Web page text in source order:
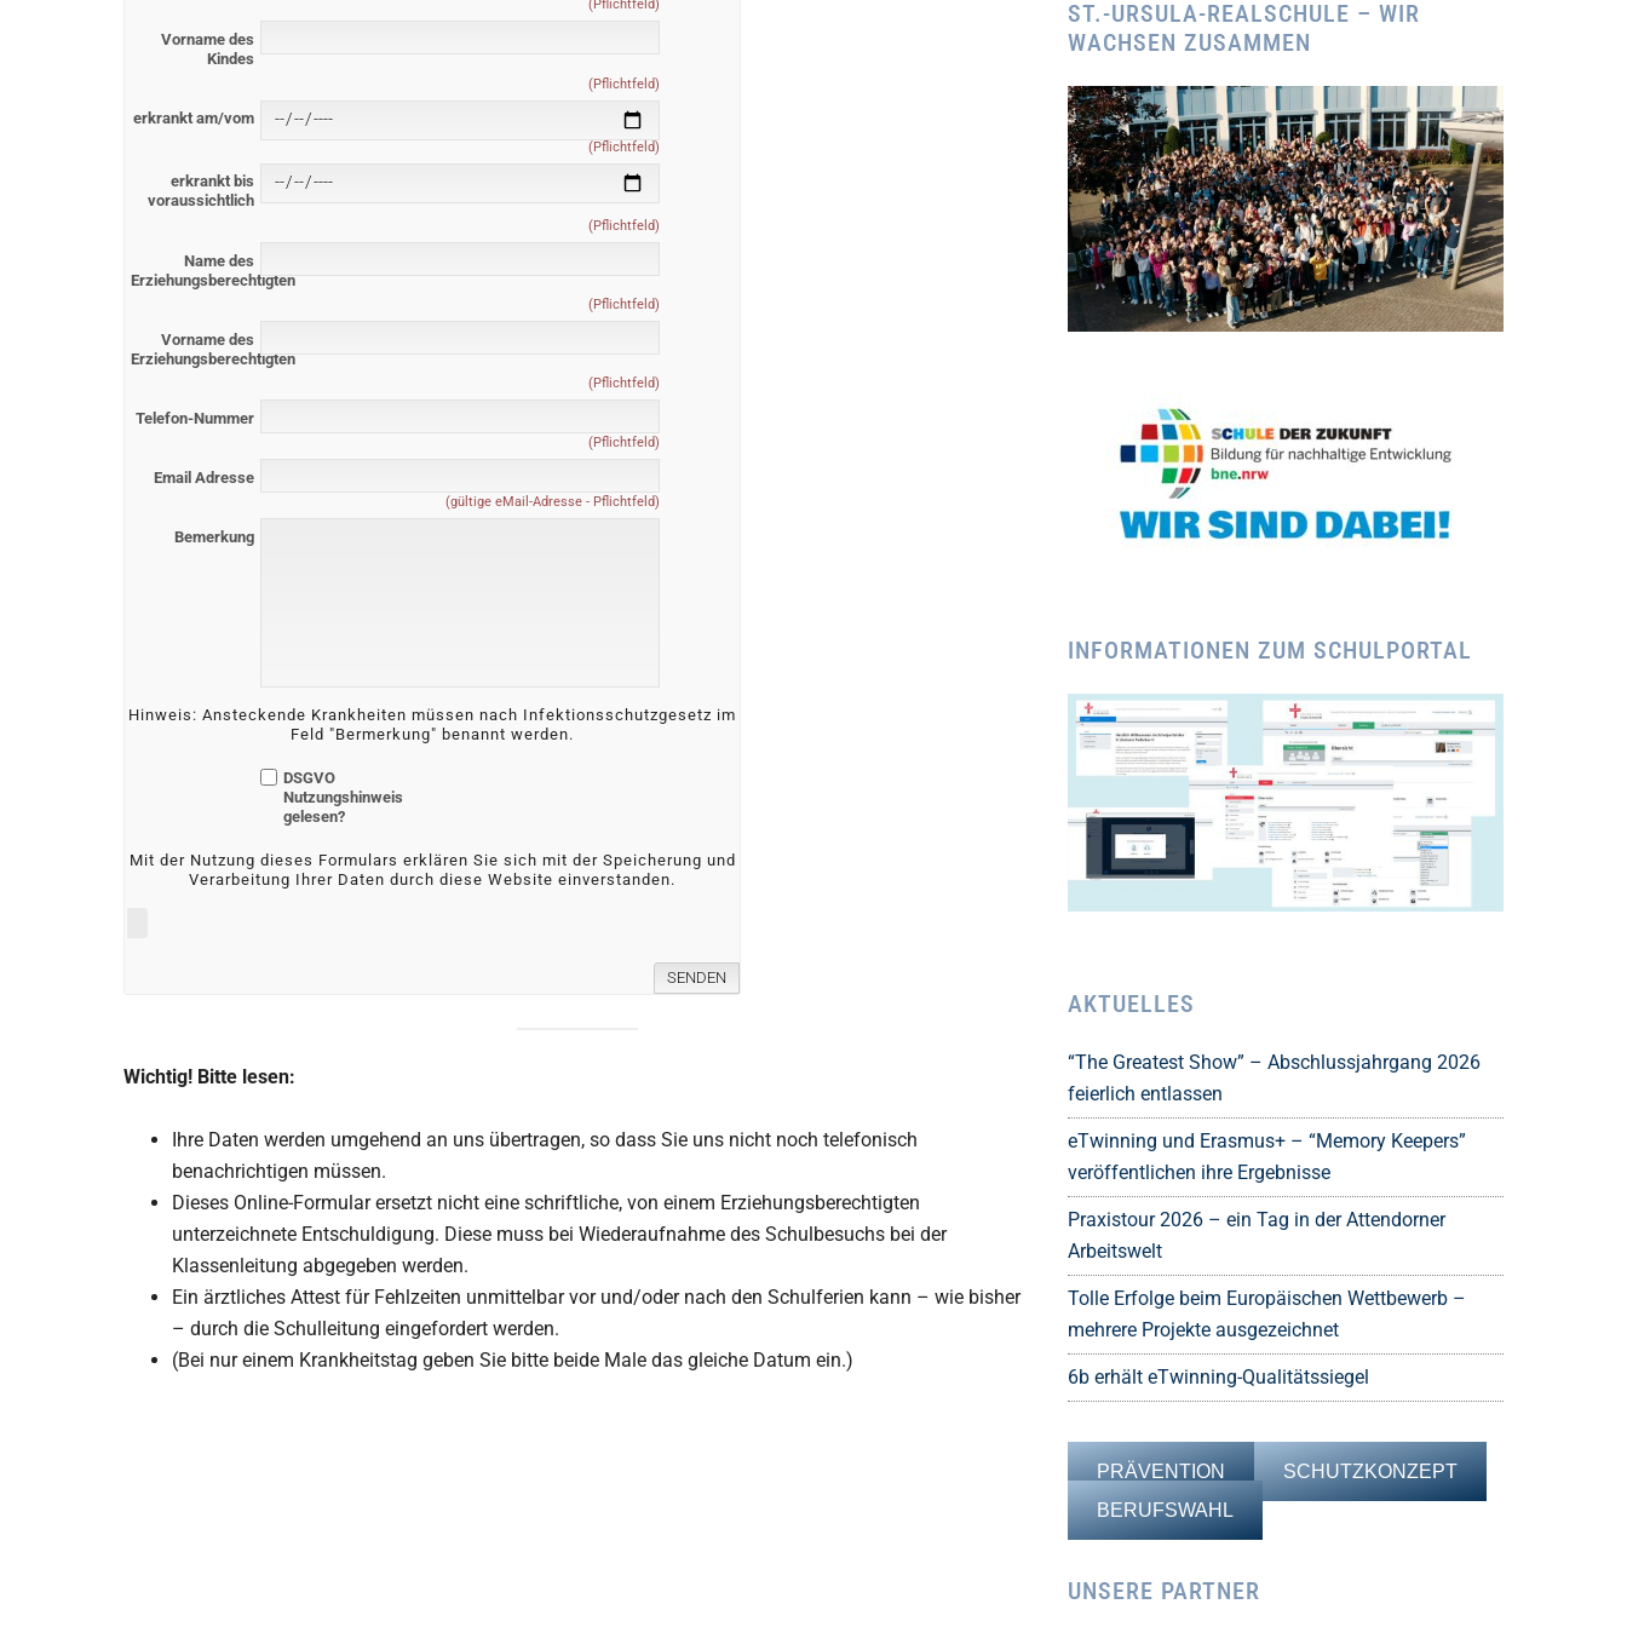
(Pflichtfeld)
Vorname des
Kindes
(Pflichtfeld)
erkrankt am/vom
(Pflichtfeld)
erkrankt bis
voraussichtlich
(Pflichtfeld)
Name des
Erziehungsberechtigten
(Pflichtfeld)
Vorname des
Erziehungsberechtigten
(Pflichtfeld)
Telefon-Nummer
(Pflichtfeld)
Email Adresse
(gültige eMail-Adresse - Pflichtfeld)
Bemerkung
Hinweis: Ansteckende Krankheiten müssen nach Infektionsschutzgesetz im
Feld "Bermerkung" benannt werden.
DSGVO
Nutzungshinweis
gelesen?
Mit der Nutzung dieses Formulars erklären Sie sich mit der Speicherung und
Verarbeitung Ihrer Daten durch diese Website einverstanden.
Wichtig! Bitte lesen:
Ihre Daten werden umgehend an uns übertragen, so dass Sie uns nicht noch telefonisch
benachrichtigen müssen.
Dieses Online-Formular ersetzt nicht eine schriftliche, von einem Erziehungsberechtigten
unterzeichnete Entschuldigung. Diese muss bei Wiederaufnahme des Schulbesuchs bei der
Klassenleitung abgegeben werden.
Ein ärztliches Attest für Fehlzeiten unmittelbar vor und/oder nach den Schulferien kann – wie bisher
– durch die Schulleitung eingefordert werden.
(Bei nur einem Krankheitstag geben Sie bitte beide Male das gleiche Datum ein.)
ST.-URSULA-REALSCHULE – WIR
WACHSEN ZUSAMMEN
INFORMATIONEN ZUM SCHULPORTAL
AKTUELLES
“The Greatest Show” – Abschlussjahrgang 2026
feierlich entlassen
eTwinning und Erasmus+ – “Memory Keepers”
veröffentlichen ihre Ergebnisse
Praxistour 2026 – ein Tag in der Attendorner
Arbeitswelt
Tolle Erfolge beim Europäischen Wettbewerb –
mehrere Projekte ausgezeichnet
6b erhält eTwinning-Qualitätssiegel
PRÄVENTION
SCHUTZKONZEPT
BERUFSWAHL
UNSERE PARTNER